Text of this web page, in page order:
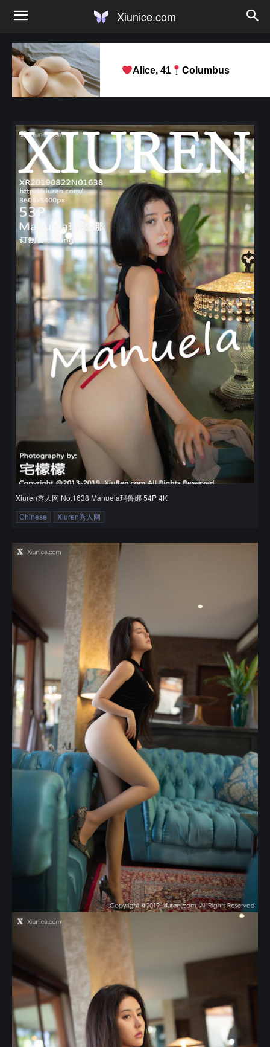
Xiunice.com
Alice, 41 Columbus
Xiuren秀人网 No.1638 Manuela玛鲁娜 54P 4K
Chinese
Xiuren秀人网